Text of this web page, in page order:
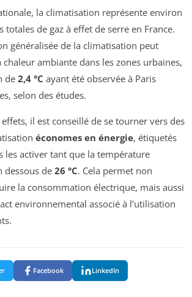
la climatisation représente environ
totales de gaz à effet de serre en France.
généralisée de la climatisation peut
chaleur ambiante dans les zones urbaines,
de 2,4 °C ayant été observée à Paris
selon des études.
il est conseillé de se tourner vers des
économes en énergie, étiquetés
les activer tant que la température
dessous de 26 °C. Cela permet non
la consommation électrique, mais aussi
environnemental associé à l’utilisation
Facebook LinkedIn